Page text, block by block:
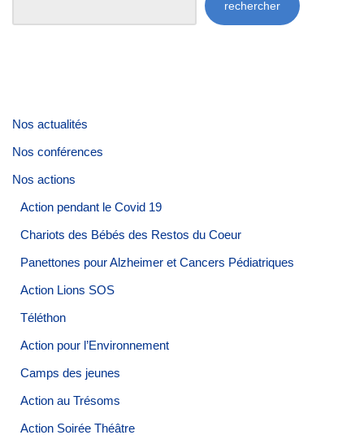
rechercher
Nos actualités
Nos conférences
Nos actions
Action pendant le Covid 19
Chariots des Bébés des Restos du Coeur
Panettones pour Alzheimer et Cancers Pédiatriques
Action Lions SOS
Téléthon
Action pour l’Environnement
Camps des jeunes
Action au Trésoms
Action Soirée Théâtre